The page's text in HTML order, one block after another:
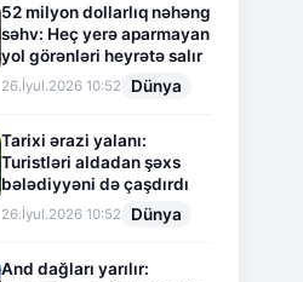
52 milyon dollarlıq nəhəng
səhv: Heç yerə aparmayan
yol görənləri heyrətə salır
26.İyul.2026 10:52 Dünya
Tarixi ərazi yalanı:
Turistləri aldadan şəxs
bələdiyyəni də çaşdırdı
26.İyul.2026 10:52 Dünya
And dağları yarılır: